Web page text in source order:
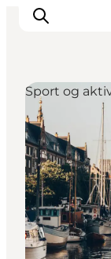
This is
Spis &
Områder
Planlæg
Sport og